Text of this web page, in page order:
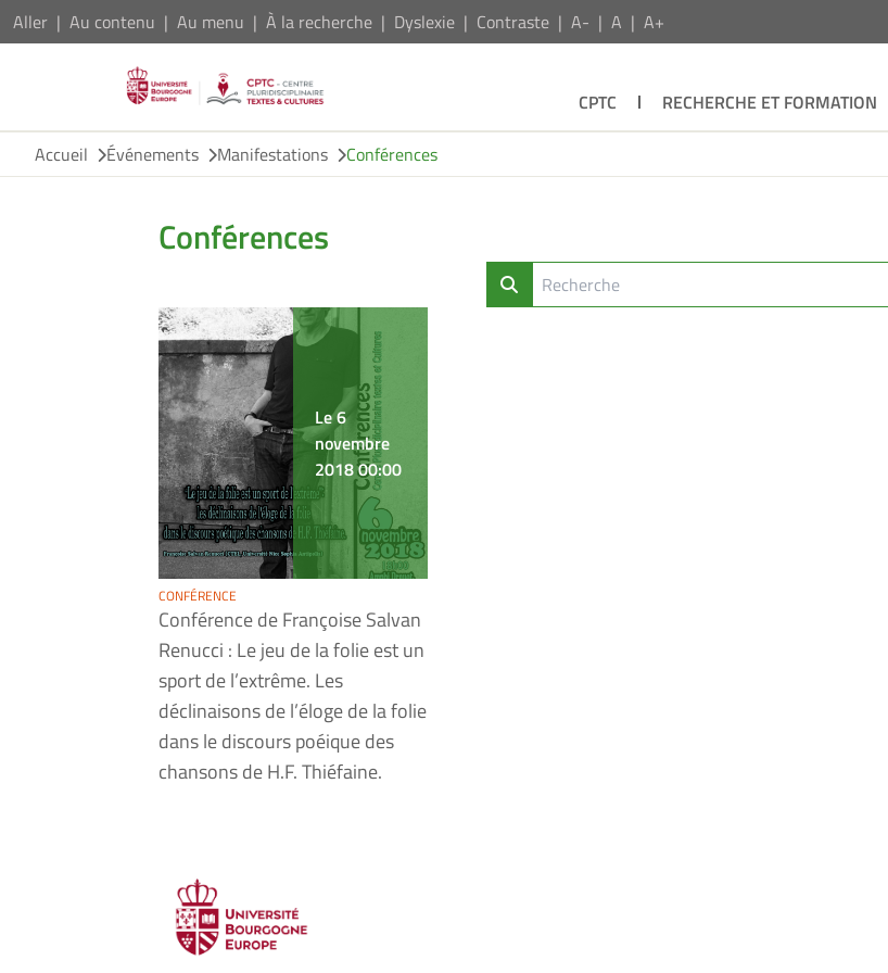
Aller Au contenu Au menu À la recherche Dyslexie Contraste A- A A+
CPTC RECHERCHE ET FORMATION
Accueil
Événements Manifestations Conférences
Conférences
Le 6
novembre
2018 00:00
CONFÉRENCE
Conférence de Françoise Salvan
Renucci : Le jeu de la folie est un
sport de l’extrême. Les
déclinaisons de l’éloge de la folie
dans le discours poéique des
chansons de H.F. Thiéfaine.